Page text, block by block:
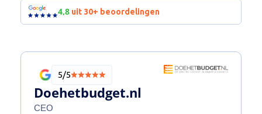
4,8 uit 30+ beoordelingen
5/5
Doehetbudget.nl
CEO